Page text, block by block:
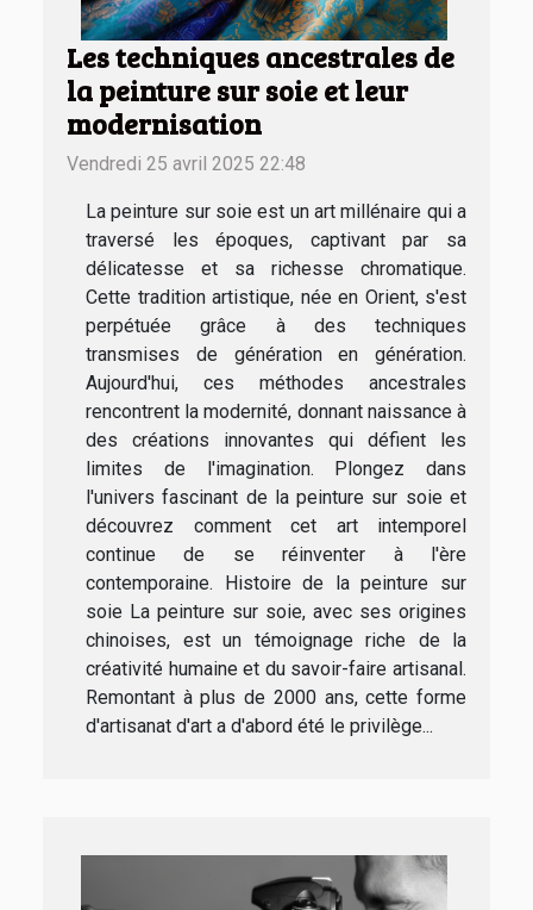
Les techniques ancestrales de
la peinture sur soie et leur
modernisation
Vendredi 25 avril 2025 22:48
La peinture sur soie est un art millénaire qui a
traversé les époques, captivant par sa
délicatesse et sa richesse chromatique.
Cette tradition artistique, née en Orient, s'est
perpétuée grâce à des techniques
transmises de génération en génération.
Aujourd'hui, ces méthodes ancestrales
rencontrent la modernité, donnant naissance à
des créations innovantes qui défient les
limites de l'imagination. Plongez dans
l'univers fascinant de la peinture sur soie et
découvrez comment cet art intemporel
continue de se réinventer à l'ère
contemporaine. Histoire de la peinture sur
soie La peinture sur soie, avec ses origines
chinoises, est un témoignage riche de la
créativité humaine et du savoir-faire artisanal.
Remontant à plus de 2000 ans, cette forme
d'artisanat d'art a d'abord été le privilège...